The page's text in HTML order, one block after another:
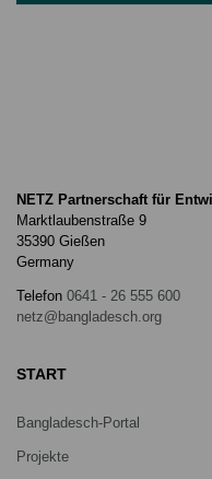
NETZ Partnerschaft für
Marktlaubenstraße 9
35390 Gießen
Germany
Telefon 0641 - 26 555 600
netz@bangladesch.org
START
Bangladesch-Portal
Projekte